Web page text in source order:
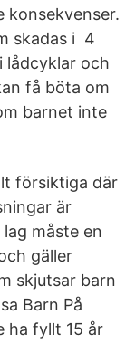
konsekvenser.
skadas i 4
lådcyklar och
få böta om
barnet inte
försiktiga där
är
måste en
gäller
skjutsar barn
Barn På
ha fyllt 15 år